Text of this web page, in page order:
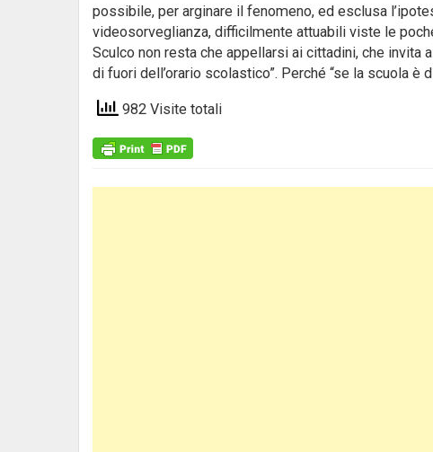
possibile, per arginare il fenomeno, ed esclusa
videosorveglianza, difficilmente attuabili viste le
Sculco non resta che appellarsi ai cittadini, che
di fuori dell’orario scolastico”. Perché “se la scuola
982 Visite totali